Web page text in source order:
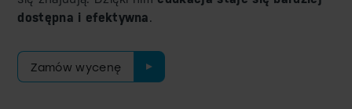
dostępna i efektywna.
Zamów wycenę